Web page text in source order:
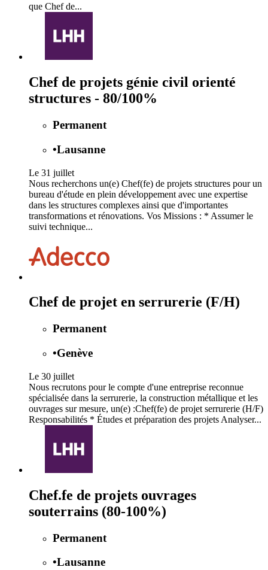
que Chef de...
Chef de projets génie civil orienté
structures - 80/100%
Permanent
•Lausanne
Le 31 juillet
Nous recherchons un(e) Chef(fe) de projets structures pour un
bureau d'étude en plein développement avec une expertise
dans les structures complexes ainsi que d'importantes
transformations et rénovations. Vos Missions : * Assumer le
suivi technique...
Chef de projet en serrurerie (F/H)
Permanent
•Genève
Le 30 juillet
Nous recrutons pour le compte d'une entreprise reconnue
spécialisée dans la serrurerie, la construction métallique et les
ouvrages sur mesure, un(e) :Chef(fe) de projet serrurerie (H/F)
Responsabilités * Études et préparation des projets Analyser...
Chef.fe de projets ouvrages
souterrains (80-100%)
Permanent
•Lausanne